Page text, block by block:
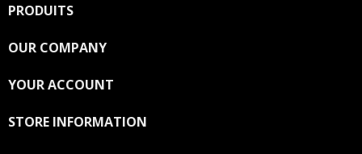
PRODUITS
OUR COMPANY
YOUR ACCOUNT
STORE INFORMATION